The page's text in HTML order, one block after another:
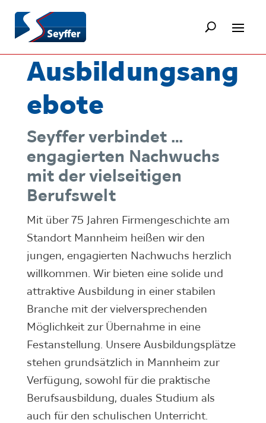
Ausbildungsang
ebote
Seyffer verbindet …
engagierten Nachwuchs
mit der vielseitigen
Berufswelt
Mit über 75 Jahren Firmengeschichte am
Standort Mannheim heißen wir den
jungen, engagierten Nachwuchs herzlich
willkommen. Wir bieten eine solide und
attraktive Ausbildung in einer stabilen
Branche mit der vielversprechenden
Möglichkeit zur Übernahme in eine
Festanstellung. Unsere Ausbildungsplätze
stehen grundsätzlich in Mannheim zur
Verfügung, sowohl für die praktische
Berufsausbildung, duales Studium als
auch für den schulischen Unterricht.